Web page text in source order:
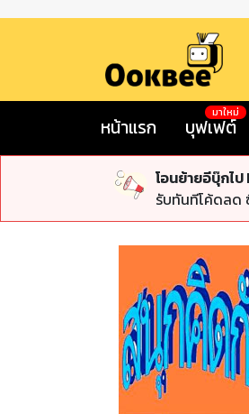
หน้าแรก บุฟเฟต์
มาใหม่
โอนย้ายอีบุ๊กไ
รับทันทีโค้ดลด